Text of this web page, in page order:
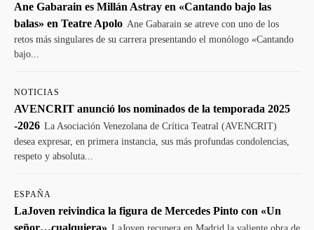
Ane Gabarain es Millán Astray en «Cantando bajo las
balas» en Teatre Apolo Ane Gabarain se atreve con uno de los
retos más singulares de su carrera presentando el monólogo «Cantando
bajo...
NOTICIAS
AVENCRIT anunció los nominados de la temporada 2025
-2026 La Asociación Venezolana de Crítica Teatral (AVENCRIT)
desea expresar, en primera instancia, sus más profundas condolencias,
respeto y absoluta...
ESPAÑA
LaJoven reivindica la figura de Mercedes Pinto con «Un
señor…cualquiera»